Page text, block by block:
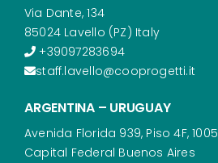
Via Dante, 134
85024 Lavello (PZ) Italy
+39097283694
staff.lavello@cooprogetti.it
ARGENTINA – URUGUAY
Avenida Florida 939, Piso 4F, 1005
Capital Federal Buenos Aires